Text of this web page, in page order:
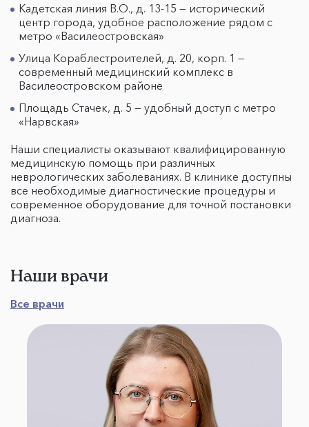
Кадетская линия В.О., д. 13-15 — исторический
центр города, удобное расположение рядом с
метро «Василеостровская»
Улица Кораблестроителей, д. 20, корп. 1 —
современный медицинский комплекс в
Василеостровском районе
Площадь Стачек, д. 5 — удобный доступ с метро
«Нарвская»
Наши специалисты оказывают квалифицированную
медицинскую помощь при различных
неврологических заболеваниях. В клинике доступны
все необходимые диагностические процедуры и
современное оборудование для точной постановки
диагноза.
Наши врачи
Все врачи